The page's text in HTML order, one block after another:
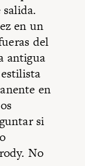
en un
del
antigua
en
si
No